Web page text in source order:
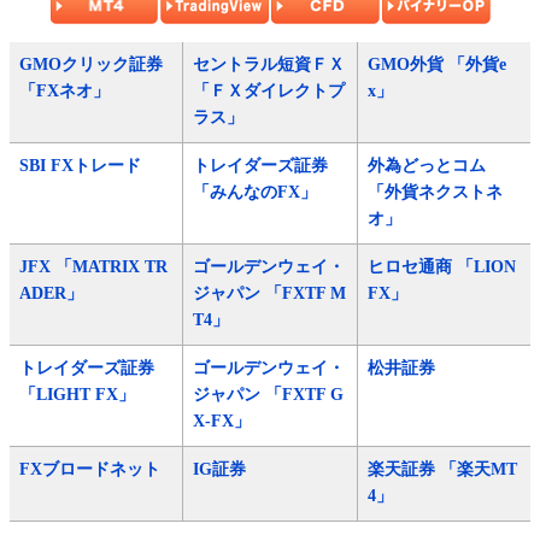
GMOクリック証券
「FXネオ」
セントラル短資ＦＸ
「ＦＸダイレクトプ
ラス」
GMO外貨 「外貨e
x」
SBI FXトレード
トレイダーズ証券
「みんなのFX」
外為どっとコム
「外貨ネクストネ
オ」
JFX 「MATRIX TR
ADER」
ゴールデンウェイ・
ジャパン 「FXTF M
T4」
ヒロセ通商 「LION
FX」
トレイダーズ証券
「LIGHT FX」
ゴールデンウェイ・
ジャパン 「FXTF G
X-FX」
松井証券
FXブロードネット IG証券
楽天証券 「楽天MT
4」